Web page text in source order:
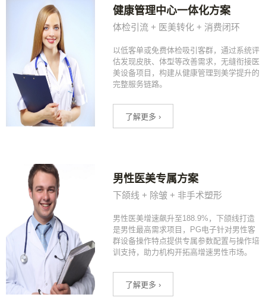
健康管理中心一体化方案
体检引流 + 医美转化 + 消费闭环
以低客单或免费体检吸引客群，通过系统评
估发现皮肤、体型等改善需求，无缝衔接医
美设备项目，构建从健康管理到美学提升的
完整服务链路。
了解更多 ›
男性医美专属方案
下颌线 + 除皱 + 非手术塑形
男性医美增速飙升至188.9%，下颌线打造
是男性最高需求项目，PG电子针对男性客
群设备操作特点提供专属参数配置与操作培
训支持，助力机构开拓高增速男性市场。
了解更多 ›